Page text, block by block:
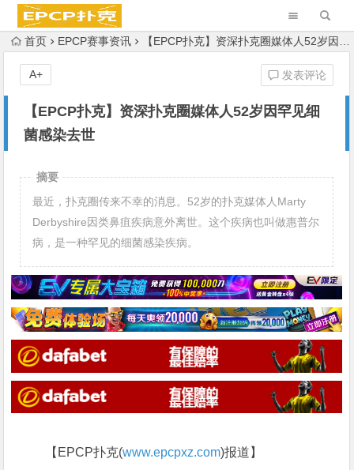
首页 EPCP赛事资讯 【EPCP扑克】资深扑克圈媒体人52岁因罕见细菌感染去世
【EPCP扑克】资深扑克圈媒体人52岁因罕见细
菌感染去世
发表评论
A+
摘要
最近，扑克圈传来不幸的消息。52岁的扑克媒体人Marty
Derbyshire因类鼻疽疾病意外离世。这个疾病也叫做惠普尔
病，是一种罕见的细菌感染疾病。
【EPCP扑克(www.epcpxz.com)报道】